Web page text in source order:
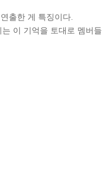
출한 게 특징이다.
이 기억을 토대로 멤버